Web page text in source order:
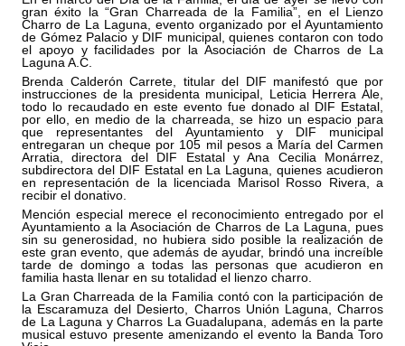
gran éxito la “Gran Charreada de la Familia”, en el Lienzo
Charro de La Laguna, evento organizado por el Ayuntamiento
de Gómez Palacio y DIF municipal, quienes contaron con todo
el apoyo y facilidades por la Asociación de Charros de La
Laguna A.C.
Brenda Calderón Carrete, titular del DIF manifestó que por
instrucciones de la presidenta municipal, Leticia Herrera Ale,
todo lo recaudado en este evento fue donado al DIF Estatal,
por ello, en medio de la charreada, se hizo un espacio para
que representantes del Ayuntamiento y DIF municipal
entregaran un cheque por 105 mil pesos a María del Carmen
Arratia, directora del DIF Estatal y Ana Cecilia Monárrez,
subdirectora del DIF Estatal en La Laguna, quienes acudieron
en representación de la licenciada Marisol Rosso Rivera, a
recibir el donativo.
Mención especial merece el reconocimiento entregado por el
Ayuntamiento a la Asociación de Charros de La Laguna, pues
sin su generosidad, no hubiera sido posible la realización de
este gran evento, que además de ayudar, brindó una increíble
tarde de domingo a todas las personas que acudieron en
familia hasta llenar en su totalidad el lienzo charro.
La Gran Charreada de la Familia contó con la participación de
la Escaramuza del Desierto, Charros Unión Laguna, Charros
de La Laguna y Charros La Guadalupana, además en la parte
musical estuvo presente amenizando el evento la Banda Toro